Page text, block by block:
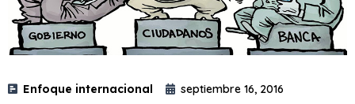
Enfoque internacional septiembre 16, 2016